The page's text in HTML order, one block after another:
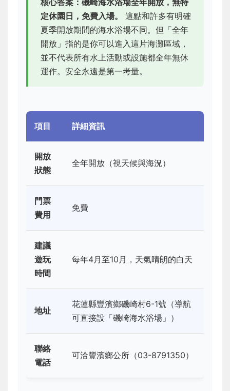
定休園日，免費入場。
這點和許多有明確
夏季開放期間的海水浴場不同。但「全年
開放」指的是你可以進入這片海灘區域，
並不代表所有水上活動或設施都全年無休
運作。安全永遠是第一考量。
項目 詳細資訊
開放
狀態
全年開放（視天候與海況）
門票
費用
免費
建議
遊玩
時間
每年4月至10月，天氣晴朗的白天
地址
花蓮縣豐濱鄉磯崎村6-1號（導航
可直接設「磯崎海水浴場」）
聯絡
電話
可洽豐濱鄉公所（03-8791350）